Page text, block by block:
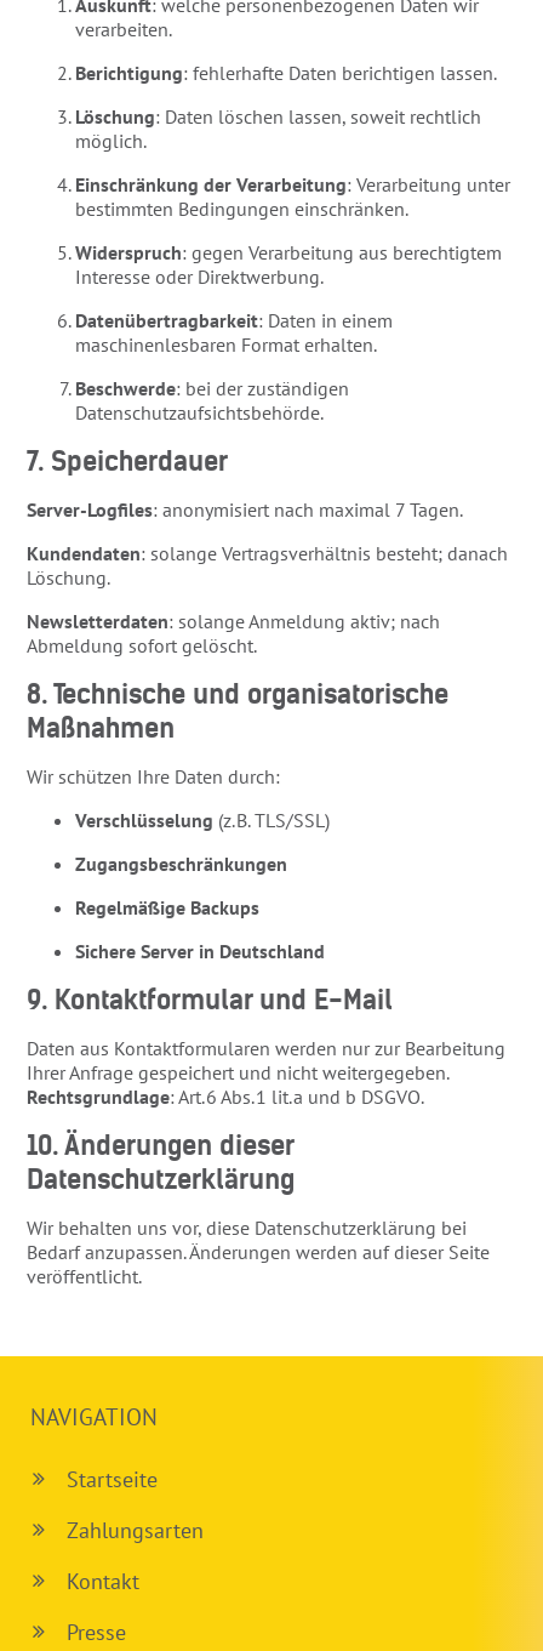
Auskunft: welche personenbezogenen Daten wir
verarbeiten.
Berichtigung: fehlerhafte Daten berichtigen lassen.
Löschung: Daten löschen lassen, soweit rechtlich
möglich.
Einschränkung der Verarbeitung: Verarbeitung unter
bestimmten Bedingungen einschränken.
Widerspruch: gegen Verarbeitung aus berechtigtem
Interesse oder Direktwerbung.
Datenübertragbarkeit: Daten in einem
maschinenlesbaren Format erhalten.
Beschwerde: bei der zuständigen
Datenschutzaufsichtsbehörde.
7. Speicherdauer
Server-Logfiles: anonymisiert nach maximal 7 Tagen.
Kundendaten: solange Vertragsverhältnis besteht; danach
Löschung.
Newsletterdaten: solange Anmeldung aktiv; nach
Abmeldung sofort gelöscht.
8. Technische und organisatorische
Maßnahmen
Wir schützen Ihre Daten durch:
Verschlüsselung (z. B. TLS/SSL)
Zugangsbeschränkungen
Regelmäßige Backups
Sichere Server in Deutschland
9. Kontaktformular und E-Mail
Daten aus Kontaktformularen werden nur zur Bearbeitung
Ihrer Anfrage gespeichert und nicht weitergegeben.
Rechtsgrundlage: Art. 6 Abs. 1 lit. a und b DSGVO.
10. Änderungen dieser
Datenschutzerklärung
Wir behalten uns vor, diese Datenschutzerklärung bei
Bedarf anzupassen. Änderungen werden auf dieser Seite
veröffentlicht.
NAVIGATION
Startseite
Zahlungsarten
Kontakt
Presse